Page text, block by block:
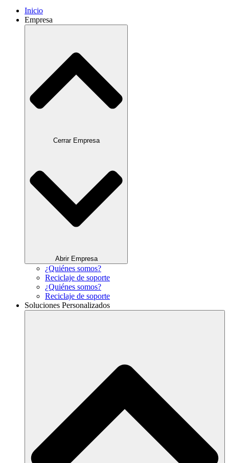
Inicio
Empresa
Cerrar Empresa
Abrir Empresa
¿Quiénes somos?
Reciclaje de soporte
¿Quiénes somos?
Reciclaje de soporte
Soluciones Personalizados